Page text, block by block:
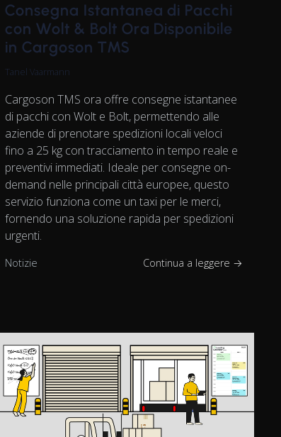
Consegna Istantanea di Pacchi
con Wolt & Bolt Ora Disponibile
in Cargoson TMS
Tanel Vaarmann
Cargoson TMS ora offre consegne istantanee
di pacchi con Wolt e Bolt, permettendo alle
aziende di prenotare spedizioni locali veloci
fino a 25 kg con tracciamento in tempo reale e
preventivi immediati. Ideale per consegne on-
demand nelle principali città europee, questo
servizio funziona come un taxi per le merci,
fornendo una soluzione rapida per spedizioni
urgenti.
Notizie Continua a leggere →